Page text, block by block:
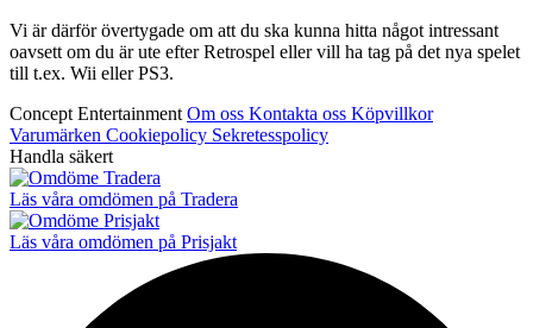
Vi är därför övertygade om att du ska kunna hitta något intressant
oavsett om du är ute efter Retrospel eller vill ha tag på det nya spelet
till t.ex. Wii eller PS3.
Concept Entertainment Om oss Kontakta oss Köpvillkor
Varumärken Cookiepolicy Sekretesspolicy
Handla säkert
Läs våra omdömen på Tradera
Läs våra omdömen på Prisjakt